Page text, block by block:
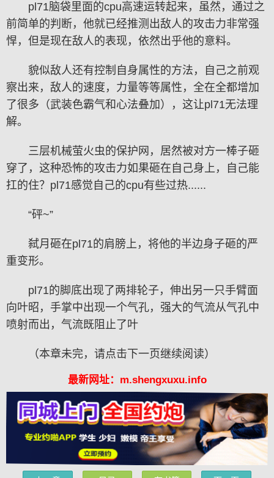
pl71脑袋里面的cpu高速运转起来，虽然，通过之
前简单的判断，他就已经推测出敌人的攻击力非常强
悍，但是现在敌人的表现，依然出乎他的意料。
貌似敌人还有控制自身属性的方法，自己之前观
察出来，敌人的速度，力量等等属性，全在全都增加
了很多（武装色霸气和心法叠加），这让pl71无法理
解。
三层机械萤火虫的保护网，居然被对方一棒子砸
穿了，这种恐怖的攻击力如果砸在自己身上，自己能
扛的住？pl71感觉自己的cpu有些过热......
“砰~”
弑月砸在pl71的肩膀上，将他的半边身子砸的严
重变形。
pl71的脚底出现了两排轮子，伸出另一只手臂面
向叶昭，手掌中出现一个气孔，强大的气流从气孔中
喷射而出，气流既阻止了叶
（本章未完，请点击下一页继续阅读）
最新网址：m.shengxuxu.info